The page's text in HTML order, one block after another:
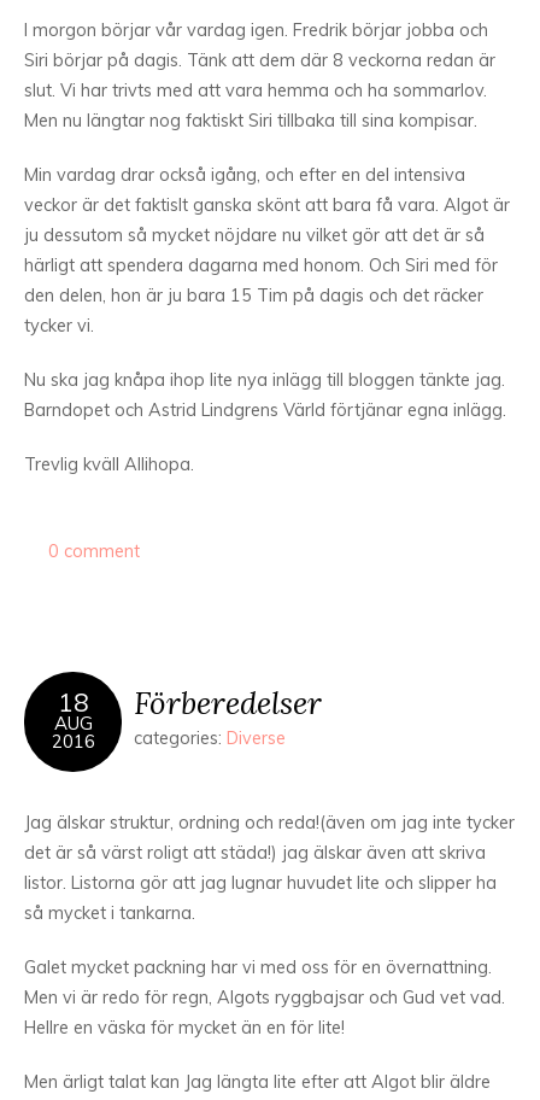
I morgon börjar vår vardag igen. Fredrik börjar jobba och
Siri börjar på dagis. Tänk att dem där 8 veckorna redan är
slut. Vi har trivts med att vara hemma och ha sommarlov.
Men nu längtar nog faktiskt Siri tillbaka till sina kompisar.
Min vardag drar också igång, och efter en del intensiva
veckor är det faktislt ganska skönt att bara få vara. Algot är
ju dessutom så mycket nöjdare nu vilket gör att det är så
härligt att spendera dagarna med honom. Och Siri med för
den delen, hon är ju bara 15 Tim på dagis och det räcker
tycker vi.
Nu ska jag knåpa ihop lite nya inlägg till bloggen tänkte jag.
Barndopet och Astrid Lindgrens Värld förtjänar egna inlägg.
Trevlig kväll Allihopa.
0 comment
18
AUG
2016
Förberedelser
categories: Diverse
Jag älskar struktur, ordning och reda!(även om jag inte tycker
det är så värst roligt att städa!) jag älskar även att skriva
listor. Listorna gör att jag lugnar huvudet lite och slipper ha
så mycket i tankarna.
Galet mycket packning har vi med oss för en övernattning.
Men vi är redo för regn, Algots ryggbajsar och Gud vet vad.
Hellre en väska för mycket än en för lite!
Men ärligt talat kan Jag längta lite efter att Algot blir äldre